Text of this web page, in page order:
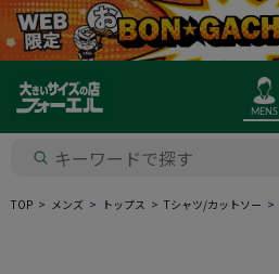
MENS
TOP メンズ トップス Tシャツ/カットソー